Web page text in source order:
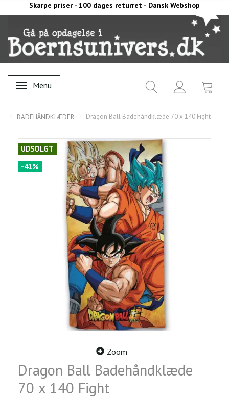
Skarpe priser - 100 dages returret - Dansk Webshop
Skifte navigation
Menu
BADEHÅNDKLÆDER Dragon Ball Badehåndklæde 70 x 140 Fight
UDSOLGT
-41%
Zoom
Dragon Ball Badehåndklæde
70 x 140 Fight